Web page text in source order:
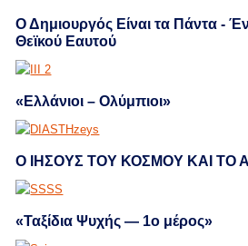
Ο Δημιουργός Είναι τα Πάντα -
Θεϊκού Εαυτού
«Ελλάνιοι – Ολύμπιοι»
Ο ΙΗΣΟΥΣ ΤΟΥ ΚΟΣΜΟΥ ΚΑΙ ΤΟ
«Ταξίδια Ψυχής — 1ο μέρος»